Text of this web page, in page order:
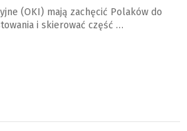
(OKI) mają zachęcić Polaków do
i skierować część …